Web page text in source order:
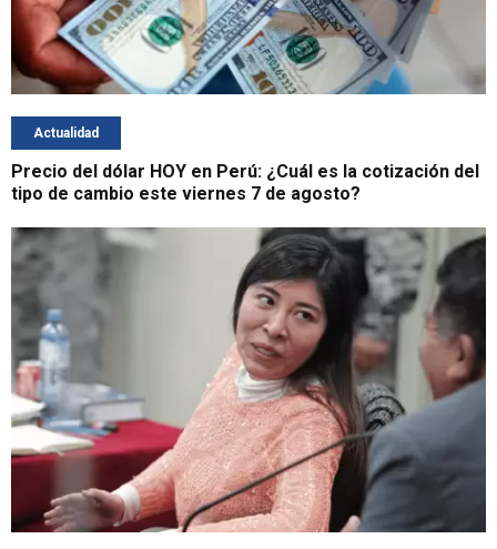
Actualidad
Precio del dólar HOY en Perú: ¿Cuál es la cotización del
tipo de cambio este viernes 7 de agosto?